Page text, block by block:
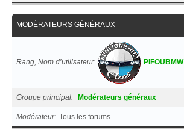
MODÉRATEURS GÉNÉRAUX
Rang, Nom d’utilisateur PIFOUBMW
Groupe principal Modérateurs généraux
Modérateur Tous les forums